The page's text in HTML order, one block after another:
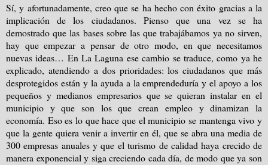
Sí, y afortunadamente, creo que se ha hecho con éxito gracias a la
implicación de los ciudadanos. Pienso que una vez se ha
demostrado que las bases sobre las que trabajábamos ya no sirven,
hay que empezar a pensar de otro modo, en que necesitamos
nuevas ideas… En La Laguna ese cambio se traduce, como ya he
explicado, atendiendo a dos prioridades: los ciudadanos que más
desprotegidos están y la ayuda a la emprendeduría y el apoyo a los
pequeños y medianos empresarios que se quieran instalar en el
municipio y que son los que crean empleo y dinamizan la
economía. Eso es lo que hace que el municipio se mantenga vivo y
que la gente quiera venir a invertir en él, que se abra una media de
300 empresas anuales y que el turismo de calidad haya crecido de
manera exponencial y siga creciendo cada día, de modo que ya son